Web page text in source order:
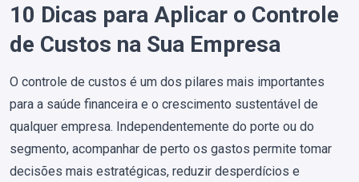
10 Dicas para Aplicar o Controle
de Custos na Sua Empresa
O controle de custos é um dos pilares mais importantes
para a saúde financeira e o crescimento sustentável de
qualquer empresa. Independentemente do porte ou do
segmento, acompanhar de perto os gastos permite tomar
decisões mais estratégicas, reduzir desperdícios e